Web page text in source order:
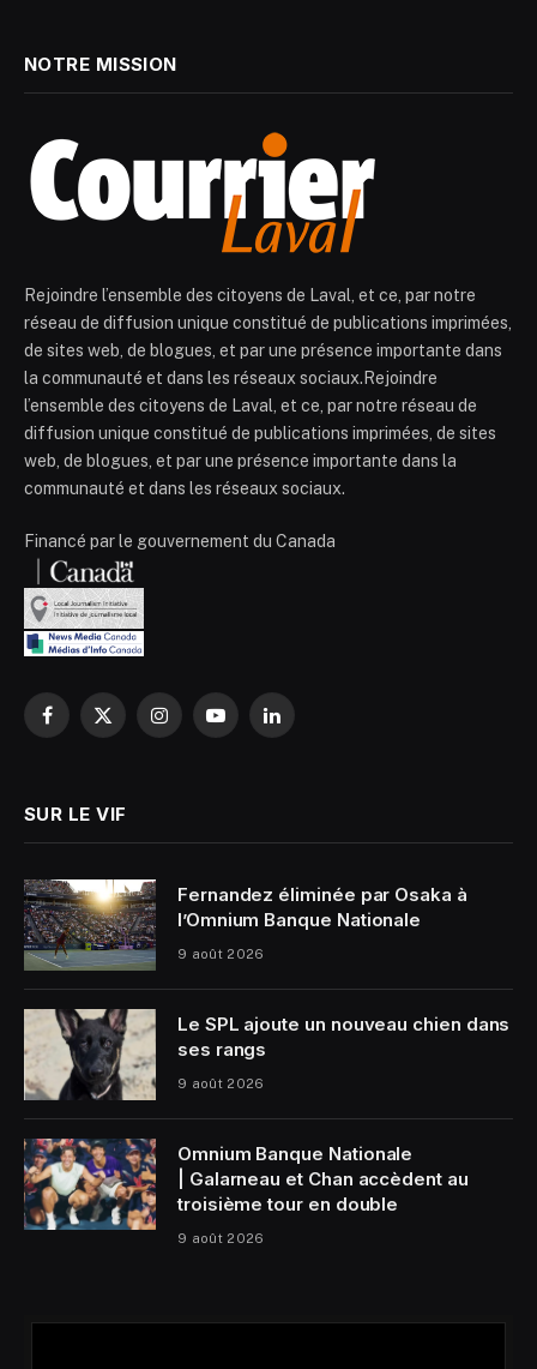
NOTRE MISSION
Rejoindre l’ensemble des citoyens de Laval, et ce, par notre
réseau de diffusion unique constitué de publications imprimées,
de sites web, de blogues, et par une présence importante dans
la communauté et dans les réseaux sociaux.Rejoindre
l’ensemble des citoyens de Laval, et ce, par notre réseau de
diffusion unique constitué de publications imprimées, de sites
web, de blogues, et par une présence importante dans la
communauté et dans les réseaux sociaux.
Financé par le gouvernement du Canada
Facebook
X
InstagramYouTubeLinkedIn
SUR LE VIF
Fernandez éliminée par Osaka à
l’Omnium Banque Nationale
9 août 2026
Le SPL ajoute un nouveau chien dans
ses rangs
9 août 2026
Omnium Banque Nationale
| Galarneau et Chan accèdent au
troisième tour en double
9 août 2026